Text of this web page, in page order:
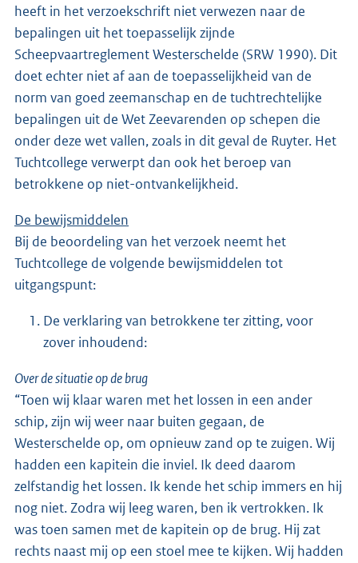
heeft in het verzoekschrift niet verwezen naar de
bepalingen uit het toepasselijk zijnde
Scheepvaartreglement Westerschelde (SRW 1990). Dit
doet echter niet af aan de toepasselijkheid van de
norm van goed zeemanschap en de tuchtrechtelijke
bepalingen uit de Wet Zeevarenden op schepen die
onder deze wet vallen, zoals in dit geval de Ruyter. Het
Tuchtcollege verwerpt dan ook het beroep van
betrokkene op niet-ontvankelijkheid.
De bewijsmiddelen
Bij de beoordeling van het verzoek neemt het
Tuchtcollege de volgende bewijsmiddelen tot
uitgangspunt:
De verklaring van betrokkene ter zitting, voor
zover inhoudend:
Over de situatie op de brug
“Toen wij klaar waren met het lossen in een ander
schip, zijn wij weer naar buiten gegaan, de
Westerschelde op, om opnieuw zand op te zuigen. Wij
hadden een kapitein die inviel. Ik deed daarom
zelfstandig het lossen. Ik kende het schip immers en hij
nog niet. Zodra wij leeg waren, ben ik vertrokken. Ik
was toen samen met de kapitein op de brug. Hij zat
rechts naast mij op een stoel mee te kijken. Wij hadden